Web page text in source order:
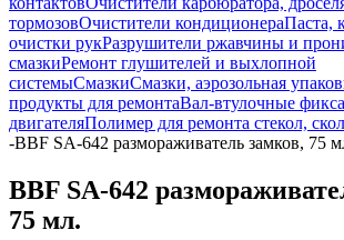
тормозовОчистители кондиционераПаста,
очистки рукРазрушители ржавчины и
смазкиРемонт глушителей и выхлопной
системыСмазкиСмазки, аэрозольная
продукты для ремонтаВал-втулочные
двигателяПолимер для ремонта стекол,
-BBF SA-642 размораживатель замков, 75
BBF SA-642
75 мл.